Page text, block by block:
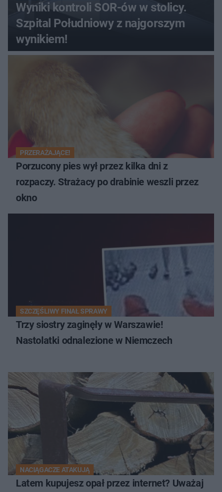
Wyniki kontroli SOR-ów w stolicy.
Szpital Południowy z najgorszym
wynikiem!
PRZERAŻAJĄCE!
Porzucony pies wył przez kilka dni z
rozpaczy. Strażacy po drabinie weszli przez
okno
SZCZĘŚLIWY FINAŁ SPRAWY
Trzy siostry zaginęły w Warszawie!
Nastolatki odnalezione w Niemczech
NACIĄGACZE ATAKUJĄ
Latem kupujesz opał przez internet? Uważaj